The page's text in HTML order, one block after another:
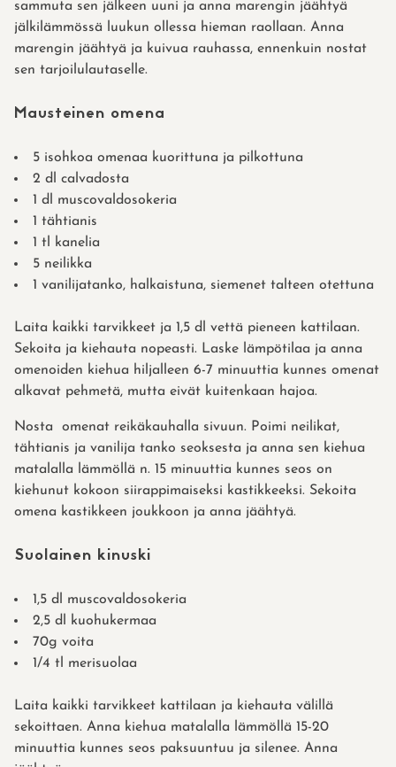
sammuta sen jälkeen uuni ja anna marengin jäähtyä
jälkilämmössä luukun ollessa hieman raollaan. Anna
marengin jäähtyä ja kuivua rauhassa, ennenkuin nostat
sen tarjoilulautaselle.
Mausteinen omena
5 isohkoa omenaa kuorittuna ja pilkottuna
2 dl calvadosta
1 dl muscovaldosokeria
1 tähtianis
1 tl kanelia
5 neilikka
1 vanilijatanko, halkaistuna, siemenet talteen otettuna
Laita kaikki tarvikkeet ja 1,5 dl vettä pieneen kattilaan.
Sekoita ja kiehauta nopeasti. Laske lämpötilaa ja anna
omenoiden kiehua hiljalleen 6-7 minuuttia kunnes omenat
alkavat pehmetä, mutta eivät kuitenkaan hajoa.
Nosta omenat reikäkauhalla sivuun. Poimi neilikat,
tähtianis ja vanilija tanko seoksesta ja anna sen kiehua
matalalla lämmöllä n. 15 minuuttia kunnes seos on
kiehunut kokoon siirappimaiseksi kastikkeeksi. Sekoita
omena kastikkeen joukkoon ja anna jäähtyä.
Suolainen kinuski
1,5 dl muscovaldosokeria
2,5 dl kuohukermaa
70g voita
1/4 tl merisuolaa
Laita kaikki tarvikkeet kattilaan ja kiehauta välillä
sekoittaen. Anna kiehua matalalla lämmöllä 15-20
minuuttia kunnes seos paksuuntuu ja silenee. Anna